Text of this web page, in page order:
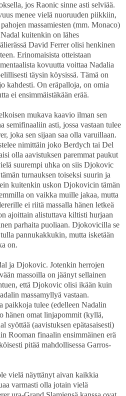
jos Raonic sinne asti selviää.
menee vielä nuoruuden piikkiin,
massamiesten (mm. Monaco)
kuitenkin on lähes
David Ferrer olisi henkinen
Erinomaisista otteistaan
kovuutta voittaa Nadalia
täysin köysissä. Tämä on
kahdesti. On eräpalloja, on omia
ei ensimmäistäkään erää.
mukava kaavio ilman sen
semifinaaliin asti, jossa vastaan tulee
joka sen sijaan saa olla varuillaan.
nimittäin joko Berdych tai Del
olla aavistuksen paremmat paukut
suurempi uhka on siis Djokovic
turnauksen toiseksi suurin ja
kuitenkin uskon Djokovicin tämän
on vaikka muille jakaa, mutta
ei riitä massalla hänen letkeä
ajoittain alistuttava kiltisti hurjaan
parhaita puoliaan. Djokovicilla se
pannukakkukin, mutta isketään
on.
ja Djokovic. Jotenkin herrojen
massoilla on jäänyt sellainen
että Djokovic olisi ikään kuin
massamyllyä vastaan.
paikkoja tulee (edelleen Nadalin
hänen omat linjapommit (kyllä,
syöttää (aavistuksen epätasaisesti)
Rooman finaalin ensimmäinen erä
pitää mahdollisessa Garros-
vielä näyttänyt aivan kaikkia
varmasti olla jotain vielä